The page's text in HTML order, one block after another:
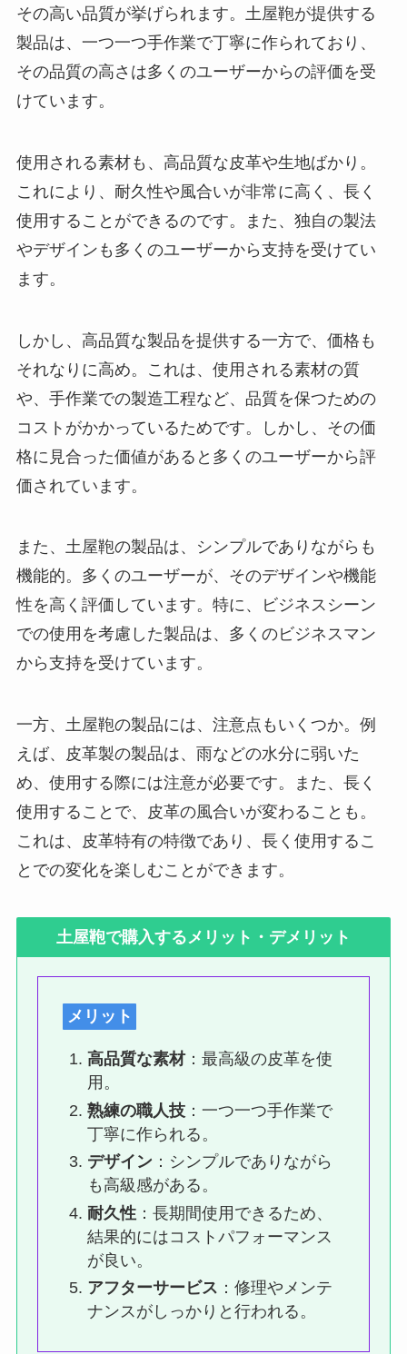
その高い品質が挙げられます。土屋鞄が提供する
製品は、一つ一つ手作業で丁寧に作られており、
その品質の高さは多くのユーザーからの評価を受
けています。
使用される素材も、高品質な皮革や生地ばかり。
これにより、耐久性や風合いが非常に高く、長く
使用することができるのです。また、独自の製法
やデザインも多くのユーザーから支持を受けてい
ます。
しかし、高品質な製品を提供する一方で、価格も
それなりに高め。これは、使用される素材の質
や、手作業での製造工程など、品質を保つための
コストがかかっているためです。しかし、その価
格に見合った価値があると多くのユーザーから評
価されています。
また、土屋鞄の製品は、シンプルでありながらも
機能的。多くのユーザーが、そのデザインや機能
性を高く評価しています。特に、ビジネスシーン
での使用を考慮した製品は、多くのビジネスマン
から支持を受けています。
一方、土屋鞄の製品には、注意点もいくつか。例
えば、皮革製の製品は、雨などの水分に弱いた
め、使用する際には注意が必要です。また、長く
使用することで、皮革の風合いが変わることも。
これは、皮革特有の特徴であり、長く使用するこ
とでの変化を楽しむことができます。
土屋鞄で購入するメリット・デメリット
メリット
高品質な素材：最高級の皮革を使
用。
熟練の職人技 ：一つ一つ手作業で
丁寧に作られる。
デザイン ：シンプルでありながら
も高級感がある。
耐久性 ：長期間使用できるため、
結果的にはコストパフォーマンス
が良い。
アフターサービス ：修理やメンテ
ナンスがしっかりと行われる。